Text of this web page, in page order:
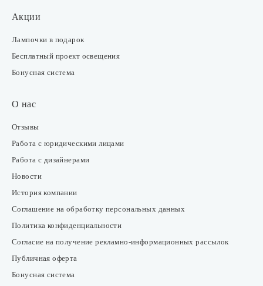
Акции
Лампочки в подарок
Бесплатный проект освещения
Бонусная система
О нас
Отзывы
Работа с юридическими лицами
Работа с дизайнерами
Новости
История компании
Соглашение на обработку персональных данных
Политика конфиденциальности
Согласие на получение рекламно-информационных рассылок
Публичная оферта
Бонусная система